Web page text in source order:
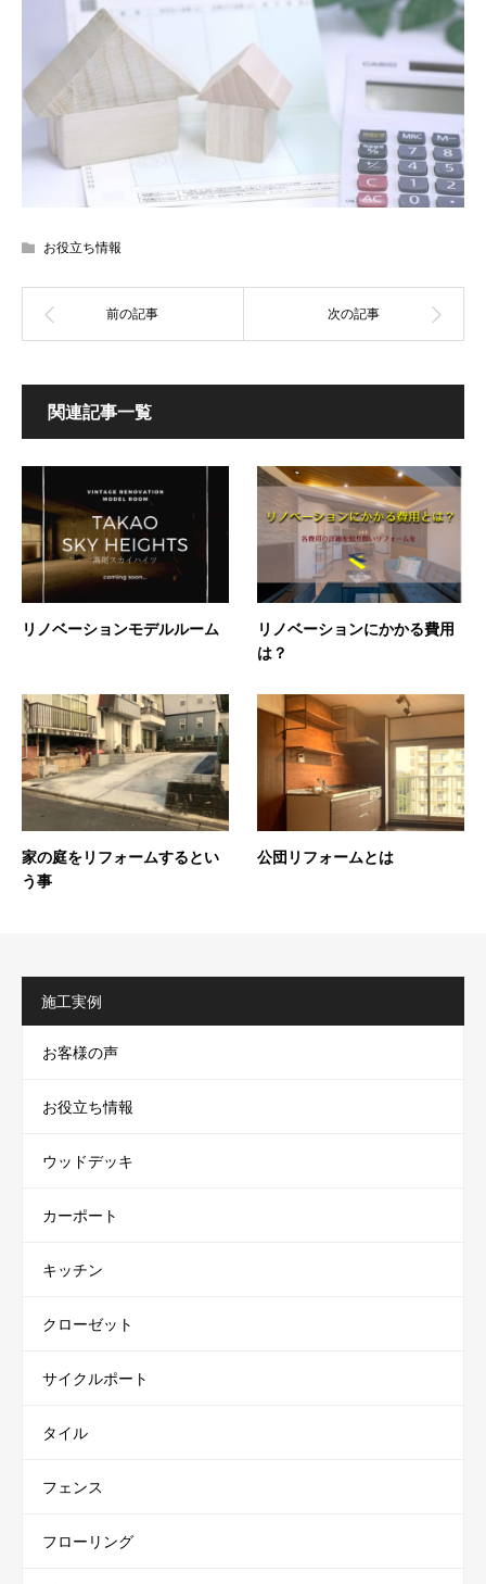
お役立ち情報
関連記事一覧
リノベーションモデルルーム
リノベーションにかかる費用
は？
家の庭をリフォームするとい
う事
公団リフォームとは
施工実例
お客様の声
お役立ち情報
ウッドデッキ
カーポート
キッチン
クローゼット
サイクルポート
タイル
フェンス
フローリング